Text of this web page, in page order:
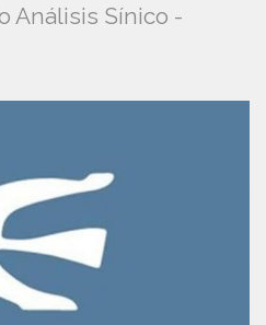
Análisis Sínico -